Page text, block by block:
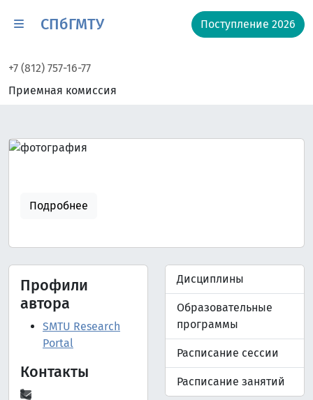
СПбГМТУ Поступление 2026
+7 (812) 757-16-77
Приемная комиссия
Подробнее
Профили
автора
SMTU Research
Portal
Контакты
Дисциплины
Образовательные
программы
Расписание сессии
Расписание занятий